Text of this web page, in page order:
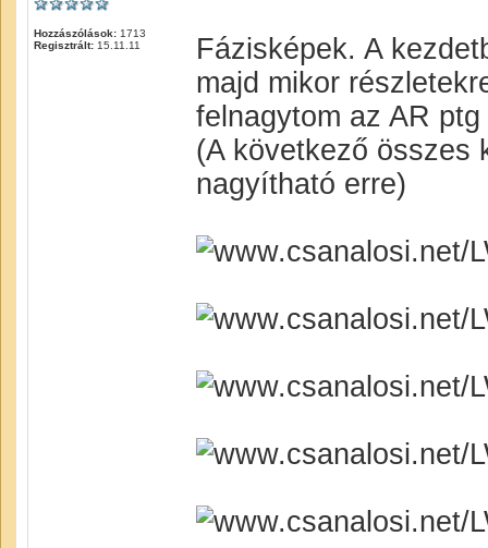
Hozzászólások: 1713
Regisztrált: 15.11.11
Fázisképek. A
majd mikor
felnagytom az AR
(A következő összes
nagyítható erre)